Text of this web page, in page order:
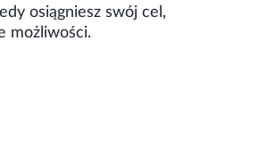
osiągniesz swój cel,
możliwości.